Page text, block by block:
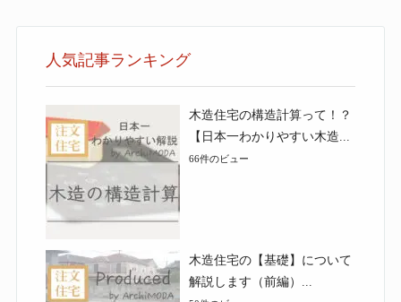
人気記事ランキング
木造住宅の構造計算って！？
【日本一わかりやすい木造...
66件のビュー
木造住宅の【基礎】について
解説します（前編）...